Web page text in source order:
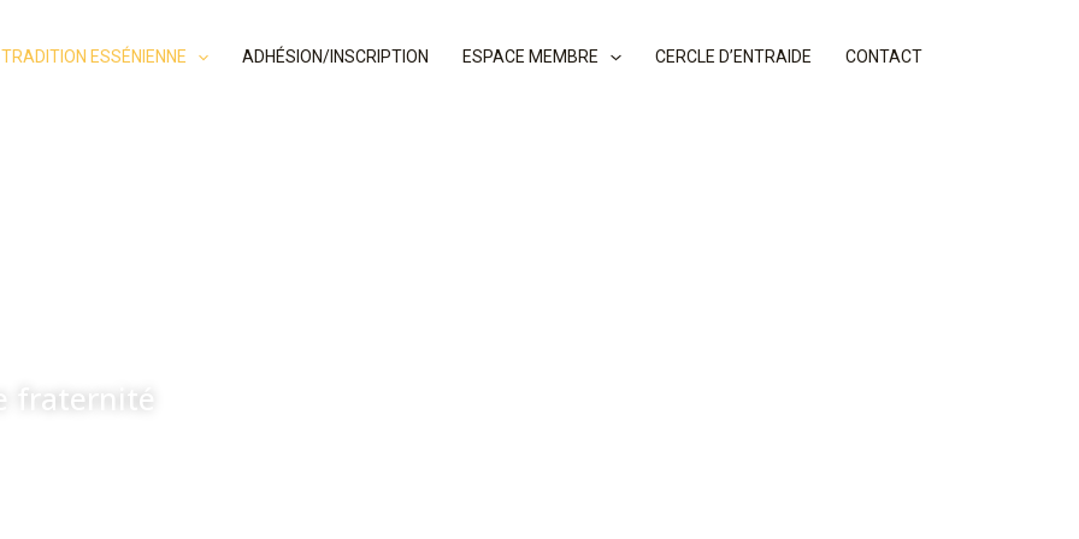
TRADITION ESSÉNIENNE ADHÉSION/INSCRIPTION ESPACE MEMBRE CERCLE D’ENTRAIDE CONTACT
fraternité